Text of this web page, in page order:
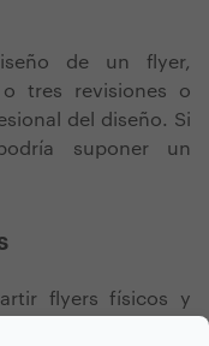
de un flyer,
tres revisiones o
del diseño. Si
suponer un
flyers físicos y